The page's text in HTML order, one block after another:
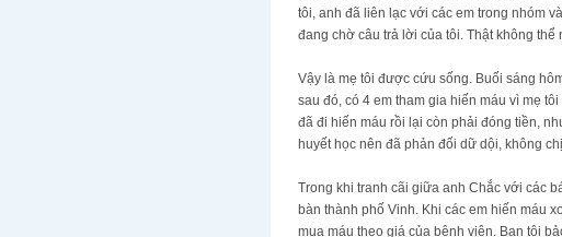
tôi, anh đã liên lạc với các em trong nhóm
đang chờ câu trả lời của tôi. Thật không
Vậy là mẹ tôi được cứu sống. Buối sáng
sau đó, có 4 em tham gia hiến máu vì mẹ
đã đi hiến máu rồi lại còn phải đóng tiền,
huyết học nên đã phản đối dữ dội, không
Trong khi tranh cãi giữa anh Chắc với các
bàn thành phố Vinh. Khi các em hiến máu
mua máu theo giá của bệnh viện. Bạn tôi